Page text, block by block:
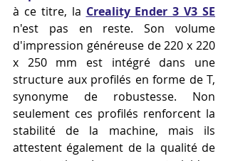
à ce titre, la Creality Ender 3 V3 SE
n'est pas en reste. Son volume
d'impression généreuse de 220 x 220
x 250 mm est intégré dans une
structure aux profilés en forme de T,
synonyme de robustesse. Non
seulement ces profilés renforcent la
stabilité de la machine, mais ils
attestent également de la qualité de